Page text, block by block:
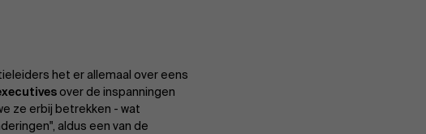
Partners
het er allemaal over eens
over de inspanningen
ze erbij betrekken - wat
aldus een van de